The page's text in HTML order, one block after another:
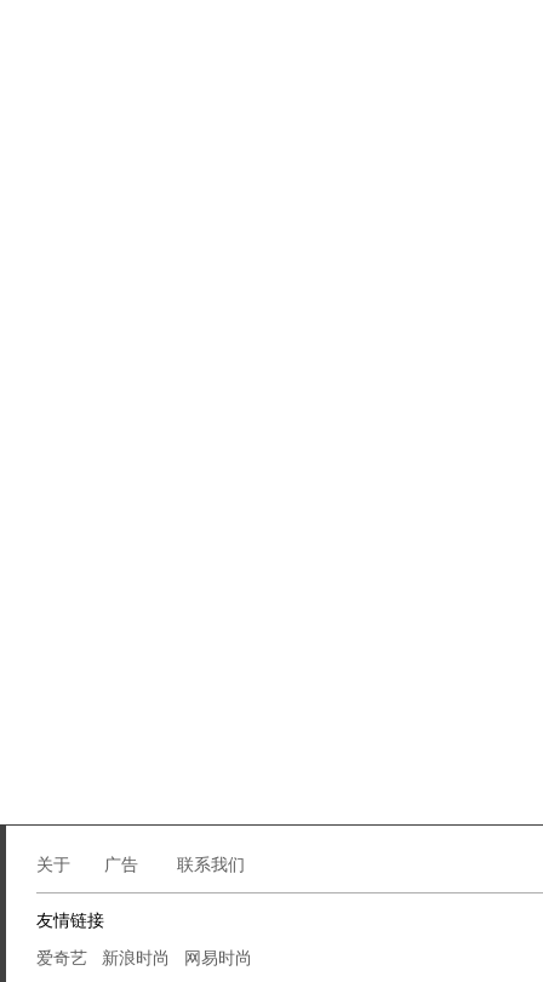
关于 广告 联系我们
友情链接
爱奇艺
新浪时尚 网易时尚